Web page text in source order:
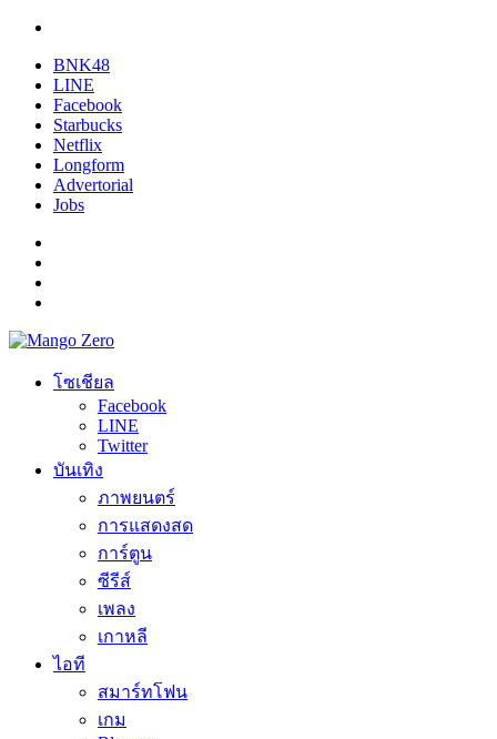
BNK48
LINE
Facebook
Starbucks
Netflix
Longform
Advertorial
Jobs
โซเชียล
Facebook
LINE
Twitter
บันเทิง
ภาพยนตร์
การแสดงสด
การ์ตูน
ซีรีส์
เพลง
เกาหลี
ไอที
สมาร์ทโฟน
เกม